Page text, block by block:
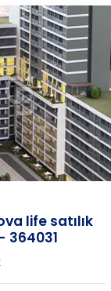
life satılık
364031